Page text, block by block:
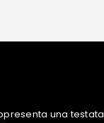
una testata